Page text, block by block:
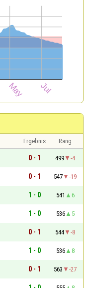
Ergebnis
Rang
0 - 1 499
-4
0 - 1 547
-19
1 - 0 541
6
1 - 0 536
5
0 - 1 544
-8
1 - 0 536
8
0 - 1 563
-27